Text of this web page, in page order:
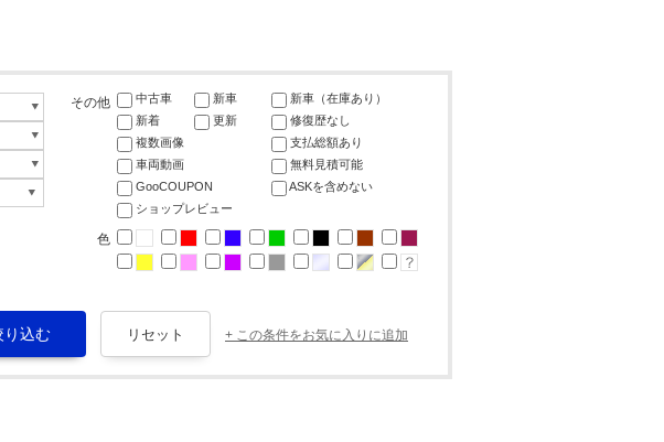
その他 中古車 新車
新車（在庫あり）
新着
更新
修復歴なし
複数画像
支払総額あり
車両動画
無料見積可能
GooCOUPON
ASKを含めない
ショップレビュー
色
+ この条件をお気に入りに追加